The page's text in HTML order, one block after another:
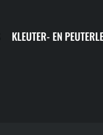
KLEUTER- EN